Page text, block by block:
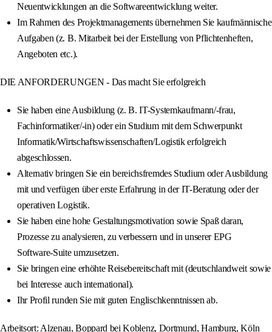
Neuentwicklungen an die Softwareentwicklung weiter.
Im Rahmen des Projektmanagements übernehmen Sie kaufmännische
Aufgaben (z. B. Mitarbeit bei der Erstellung von Pflichtenheften,
Angeboten etc.).
DIE ANFORDERUNGEN - Das macht Sie erfolgreich
Sie haben eine Ausbildung (z. B. IT-Systemkaufmann/-frau,
Fachinformatiker/-in) oder ein Studium mit dem Schwerpunkt
Informatik/Wirtschaftswissenschaften/Logistik erfolgreich
abgeschlossen.
Alternativ bringen Sie ein bereichsfremdes Studium oder Ausbildung
mit und verfügen über erste Erfahrung in der IT-Beratung oder der
operativen Logistik.
Sie haben eine hohe Gestaltungsmotivation sowie Spaß daran,
Prozesse zu analysieren, zu verbessern und in unserer EPG
Software‑Suite umzusetzen.
Sie bringen eine erhöhte Reisebereitschaft mit (deutschlandweit sowie
bei Interesse auch international).
Ihr Profil runden Sie mit guten Englischkenntnissen ab.
Arbeitsort: Alzenau, Boppard bei Koblenz, Dortmund, Hamburg, Köln